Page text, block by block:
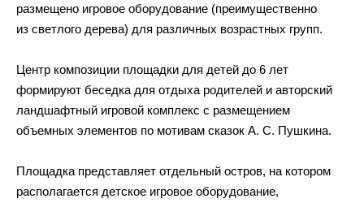
размещено игровое оборудование (преимущественно
из светлого дерева) для различных возрастных групп.
Центр композиции площадки для детей до 6 лет
формируют беседка для отдыха родителей и авторский
ландшафтный игровой комплекс с размещением
объемных элементов по мотивам сказок А. С. Пушкина.
Площадка представляет отдельный остров, на котором
располагается детское игровое оборудование,